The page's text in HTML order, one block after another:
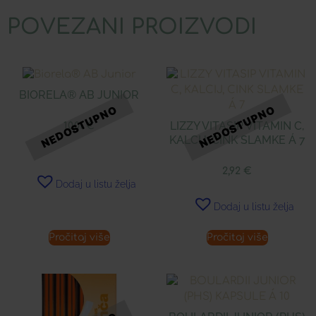
POVEZANI PROIZVODI
BIORELA® AB JUNIOR
10,01€
Dodaj u listu želja
Pročitaj više
LIZZY VITASIP VITAMIN C,
KALCIJ, CINK SLAMKE Á 7
2,92 €
Dodaj u listu želja
Pročitaj više